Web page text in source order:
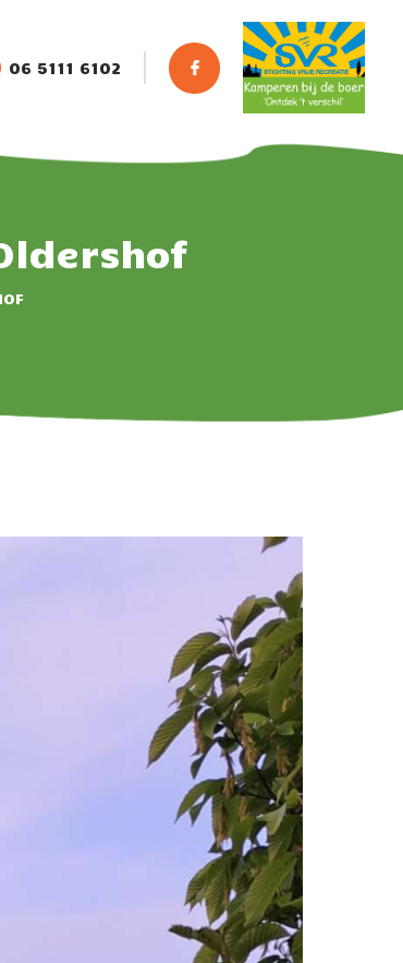
06 5111 6102